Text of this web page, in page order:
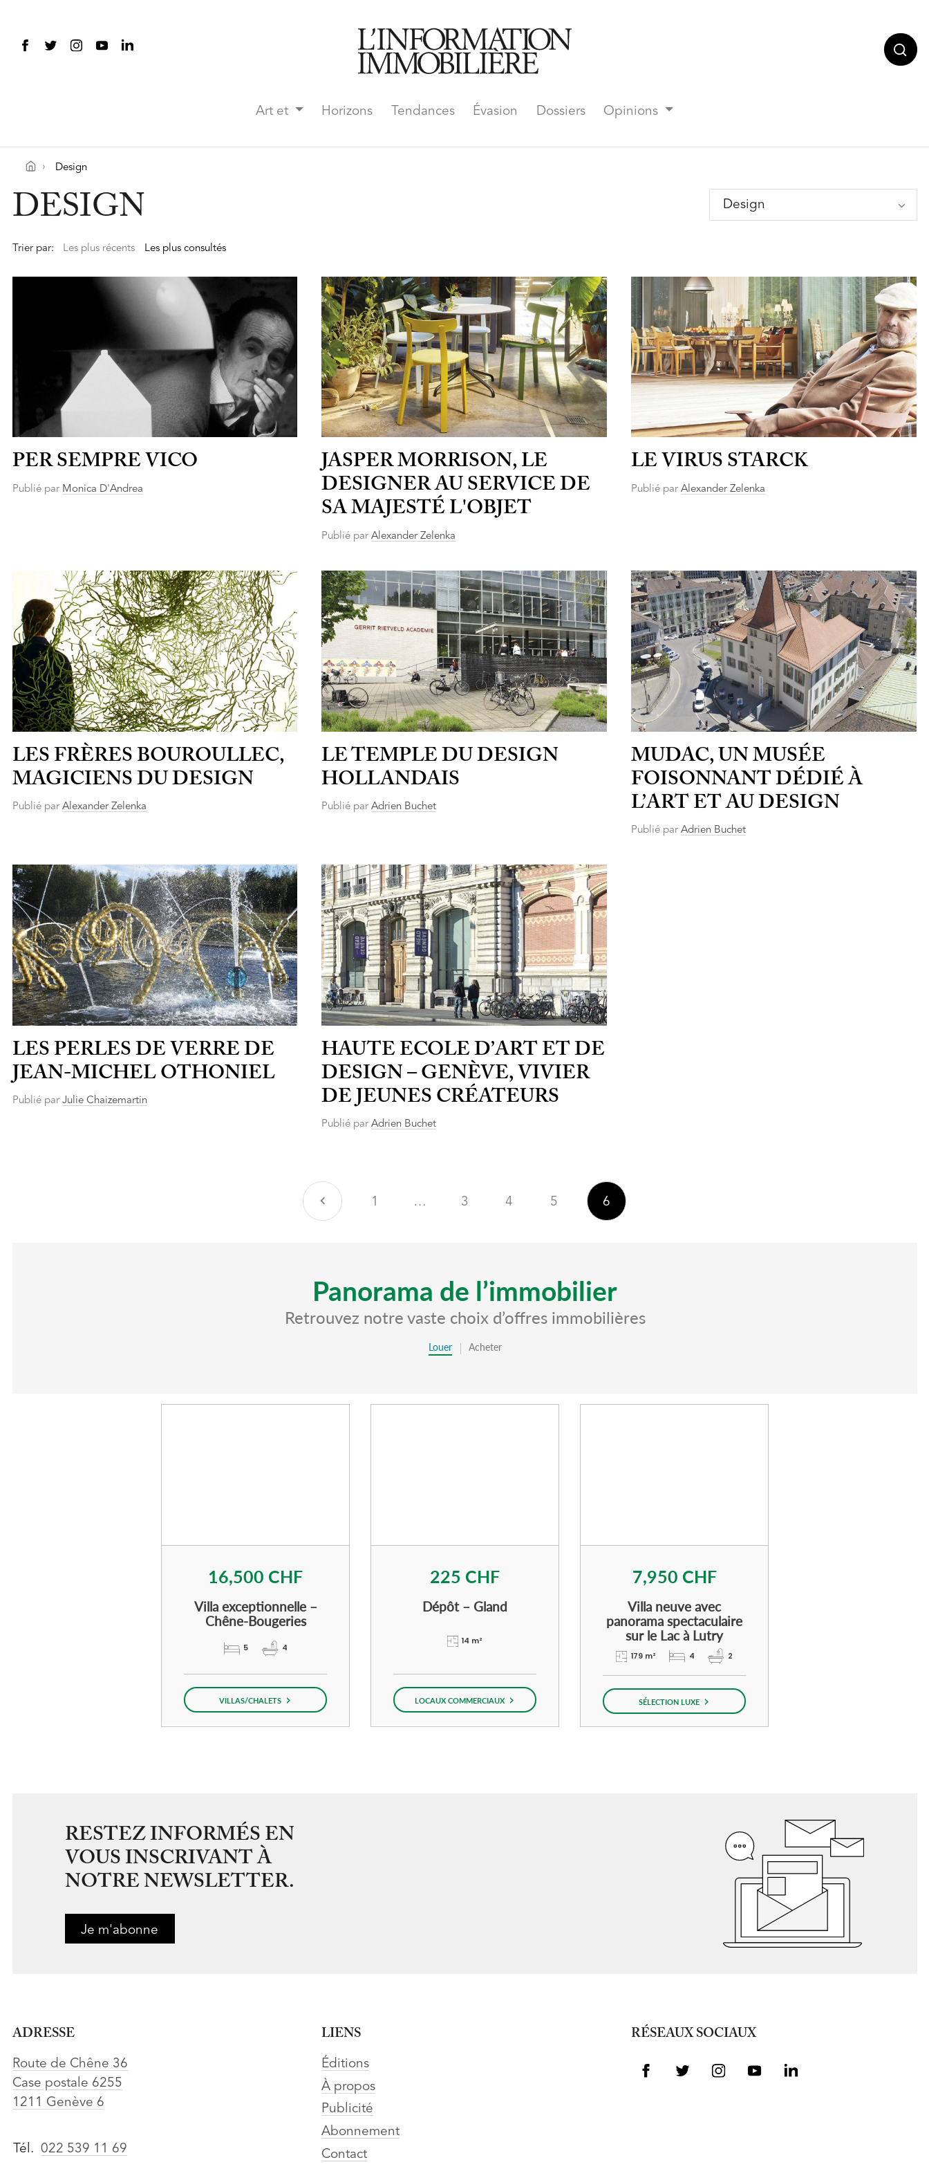
Art et Horizons Tendances Évasion Dossiers Opinions
Design
DESIGN Design
Trier par: Les plus récents Les plus consultés
PER SEMPRE VICO
Publié par Monica D'Andrea
JASPER MORRISON, LE
DESIGNER AU SERVICE DE
SA MAJESTÉ L'OBJET
Publié parAlexander Zelenka
LE VIRUS STARCK
Publié parAlexander Zelenka
LES FRÈRES BOUROULLEC,
MAGICIENS DU DESIGN
Publié par Alexander Zelenka
LE TEMPLE DU DESIGN
HOLLANDAIS
Publié parAdrien Buchet
MUDAC, UN MUSÉE
FOISONNANT DÉDIÉ À
L’ART ET AU DESIGN
Publié parAdrien Buchet
LES PERLES DE VERRE DE
JEAN-MICHEL OTHONIEL
Publié par Julie Chaizemartin
HAUTE ECOLE D’ART ET DE
DESIGN – GENÈVE, VIVIER
DE JEUNES CRÉATEURS
Publié parAdrien Buchet
Précédent
1 … 3 4 5 6
RESTEZ INFORMÉS EN
VOUS INSCRIVANT À
NOTRE NEWSLETTER.
Je m'abonne
ADRESSE
Route de Chêne 36
Case postale 6255
1211 Genève 6
Tél. 022 539 11 69
LIENS
Éditions
À propos
Publicité
Abonnement
Contact
RÉSEAUX SOCIAUX